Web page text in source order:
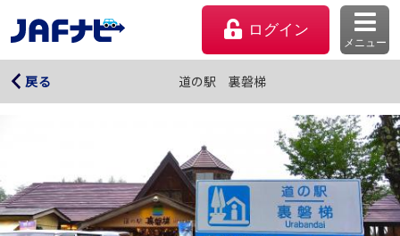
ログイン
メニュー
戻る 道の駅 裏磐梯
道の駅 裏磐梯